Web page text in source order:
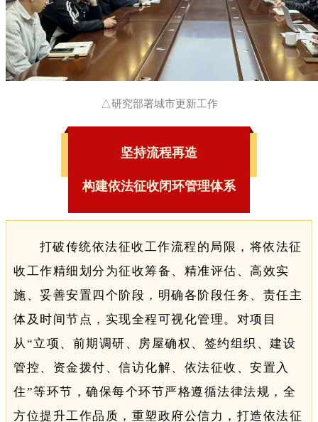
△研究部署城市更新工作
坚持流程再造
构建依法征收闭环管理体系
打破传统依法征收工作流程的局限，将依法征
收工作精细划分为征收筹备、精准评估、高效实
施、妥善安置四个阶段，明确各阶段任务、责任主
体及时间节点，实现全程可视化管理。对项目
从“立项、前期调研、房屋确权、签约组织、建设
管控、资金拨付、信访化解、依法征收、安置入
住”等环节，确保每个环节严格遵循法律法规，全
方位提升工作品质，重塑政府公信力，打造依法征